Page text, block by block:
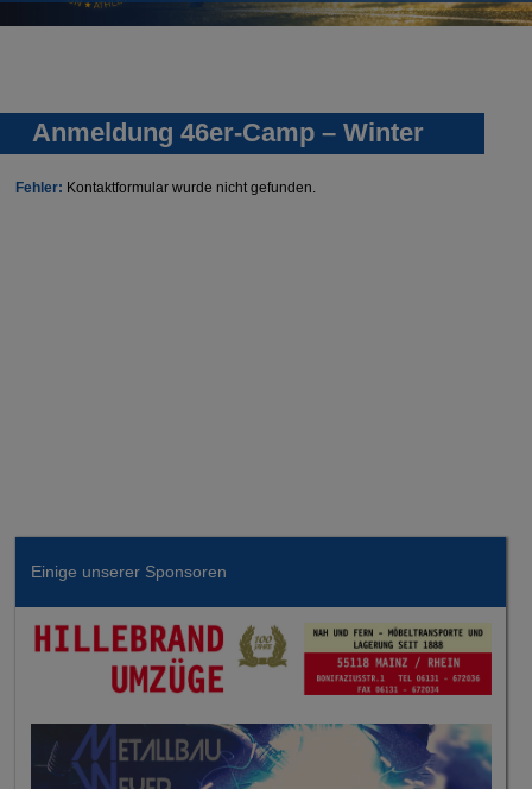
Anmeldung 46er-Camp – Winter
Fehler: Kontaktformular wurde nicht gefunden.
Einige unserer Sponsoren